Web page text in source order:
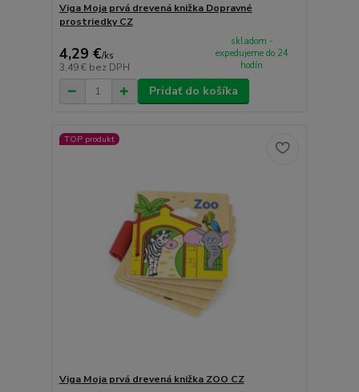
Viga Moja prvá drevená knižka Dopravné
prostriedky CZ
4,29 €/ks
3,49 € bez DPH
skladom -
expedujeme do 24
hodín
Pridať do košíka
TOP produkt
Viga Moja prvá drevená knižka ZOO CZ